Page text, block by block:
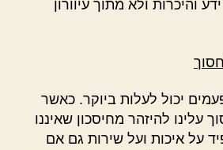
והיכרות ולא מתוך עיוורון
יכול לעלות ביוקר. כאשר
עלינו להיזהר מחיסכון שאיננו
על איכות ועל שירות גם אם